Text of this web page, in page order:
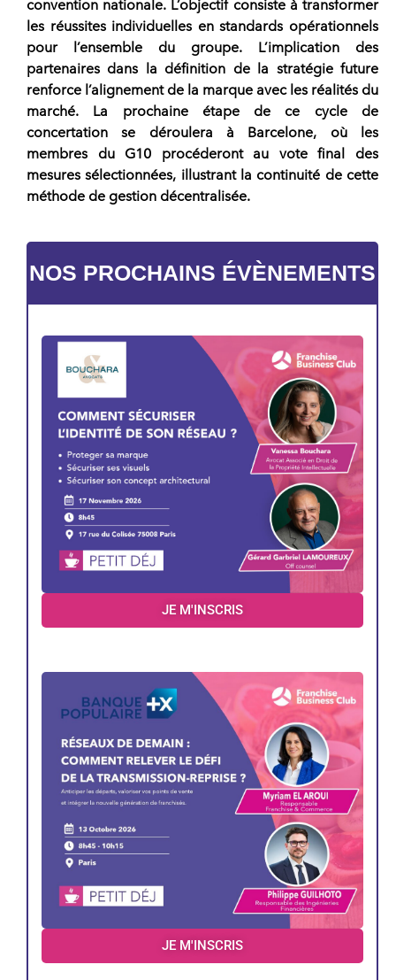
convention nationale. L’objectif consiste à transformer
les réussites individuelles en standards opérationnels
pour l’ensemble du groupe. L’implication des
partenaires dans la définition de la stratégie future
renforce l’alignement de la marque avec les réalités du
marché. La prochaine étape de ce cycle de
concertation se déroulera à Barcelone, où les
membres du G10 procéderont au vote final des
mesures sélectionnées, illustrant la continuité de cette
méthode de gestion décentralisée.
NOS PROCHAINS ÉVÈNEMENTS
JE M'INSCRIS
JE M'INSCRIS